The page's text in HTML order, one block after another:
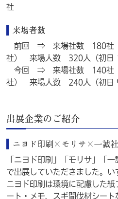
社
来場者数
前回 ⇒ 来場社数 180社（
社） 来場人数 320人（初日
今回 ⇒ 来場社数 140社（
社） 来場人数 240人（初日
出展企業のご紹介
ニヨド印刷×モリサ×一誠社
「ニヨド印刷」「モリサ」「
で出展していただきました。い
ニヨド印刷は環境に配慮した
ート・メモ、スギ間伐材シー